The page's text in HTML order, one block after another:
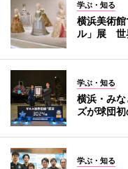
学ぶ・知る
横浜美術
ル」展 世
学ぶ・知る
横浜・み
ズが球団
学ぶ・知る